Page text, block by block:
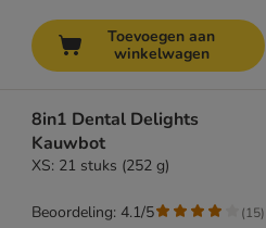
Toevoegen aan
winkelwagen
8in1 Dental Delights
Kauwbot
XS: 21 stuks (252 g)
Beoordeling: 4.1/5 (15)